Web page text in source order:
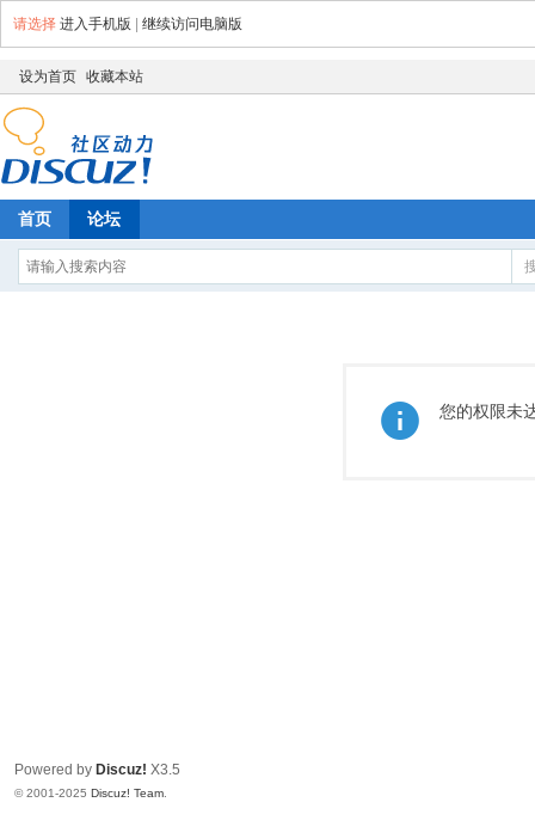
请选择 进入手机版 继续访问电脑版
设为首页 收藏本站
首页 论坛
您的权限未
Powered by Discuz! X3.5
© 2001-2025 Discuz! Team